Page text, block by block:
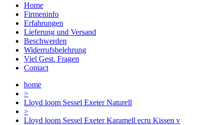
Home
Firmeninfo
Erfahrungen
Lieferung und Versand
Beschwerden
Widerrufsbelehrung
Viel Gest. Fragen
Contact
home
>
Lloyd loom Sessel Exeter Naturell
>
Lloyd loom Sessel Exeter Karamell ecru Kissen v